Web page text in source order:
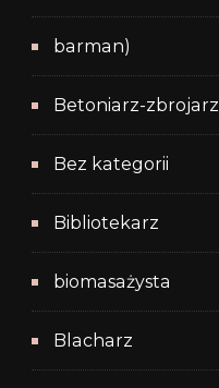
barman)
Betoniarz-zbrojarz
Bez kategorii
Bibliotekarz
biomasażysta
Blacharz